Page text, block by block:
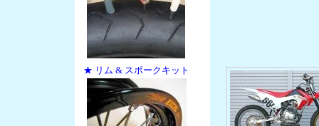
★ リム & スポークキット